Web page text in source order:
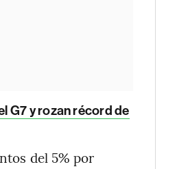
G7 y rozan récord de
del 5% por